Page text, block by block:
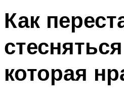
Как
которая